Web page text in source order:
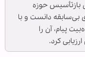
بازتأسیس حوزه
بی‌سابقه دانست و با
پیام، آن را
کرد.